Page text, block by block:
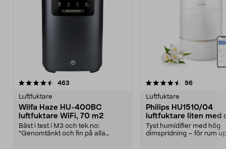
463
Luftfuktare
Wilfa Haze HU-400BC
luftfuktare WiFi, 70 m2
Bäst i test i M3 och tek.no:
”Genomtänkt och fin på alla
4.5 av 5 stjärnor 96recensioner
Luftfuktare
Philips HU1510/04
luftfuktare liten med
m2
Tyst humidifier med hög
dimspridning – för rum
4.5 av 5 stjärnor